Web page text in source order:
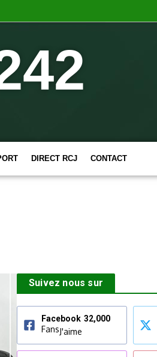
DIRECT RCJ CONTACT
Suivez nous sur
Facebook 32,000
FansJ'aime